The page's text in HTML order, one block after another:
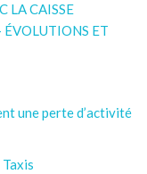
LA CAISSE
ÉVOLUTIONS ET
une perte d’activité